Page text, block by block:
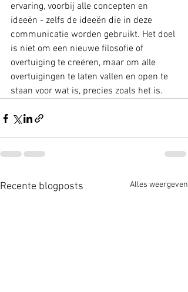
ervaring, voorbij alle concepten en
ideeën - zelfs de ideeën die in deze
communicatie worden gebruikt. Het doel
is niet om een nieuwe filosofie of
overtuiging te creëren, maar om alle
overtuigingen te laten vallen en open te
staan voor wat is, precies zoals het is.
Recente blogposts Alles weergeven